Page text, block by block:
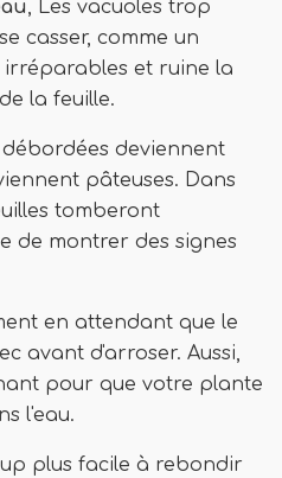
, Les vacuoles trop
casser, comme un
irréparables et ruine la
la feuille.
deviennent
pâteuses. Dans
tomberont
de montrer des signes
en attendant que le
avant d'arroser. Aussi,
pour que votre plante
l'eau.
plus facile à rebondir